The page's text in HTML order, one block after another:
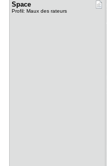
Space
Profil: Maux des rateurs